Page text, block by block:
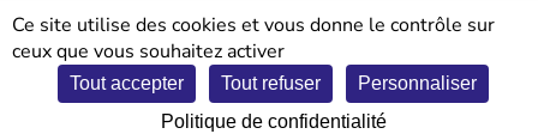
LA ROCHE-SUR-YON
Parc expo Les Oudairies
7 et 8 février 2026
Ce site utilise des cookies et vous donne le contrôle sur
ceux que vous souhaitez activer
Tout accepter Tout refuser
Personnaliser
Politique de confidentialité